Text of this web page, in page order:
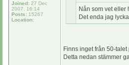
Joined: 27 Dec
2007, 16:14
Posts: 15267
Location:
Nån som vet eller
Det enda jag
Finns inget från 50-
Detta nedan stämmer